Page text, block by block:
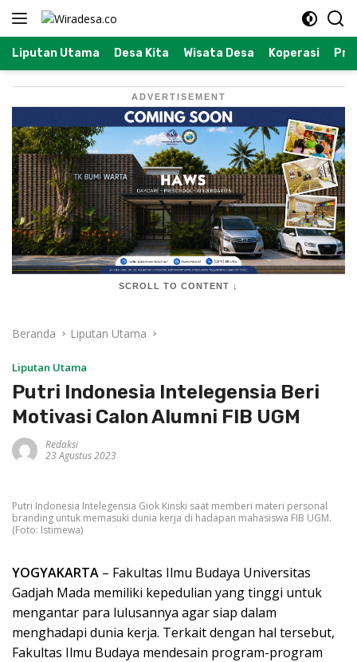
Langsung
Liputan Utama Desa Kita Wisata Desa Koperasi
ADVERTISEMENT
SCROLL TO CONTENT ↓
Beranda Liputan Utama
Liputan Utama
Putri Indonesia Intelegensia Beri
Motivasi Calon Alumni FIB UGM
Redaksi
23 Agustus 2023
Putri Indonesia Intelegensia Giok Kinski saat memberi materi personal
branding untuk memasuki dunia kerja di hadapan mahasiswa FIB UGM.
(Foto: Istimewa)
YOGYAKARTA – Fakultas Ilmu Budaya Universitas
Gadjah Mada memiliki kepedulian yang tinggi untuk
mengantar para lulusannya agar siap dalam
menghadapi dunia kerja. Terkait dengan hal tersebut,
Fakultas Ilmu Budaya mendesain program-program